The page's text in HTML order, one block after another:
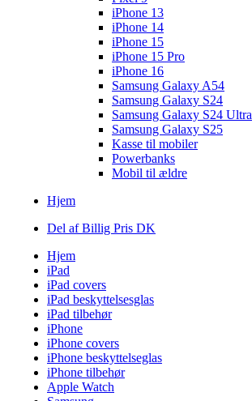
iPhone 13
iPhone 14
iPhone 15
iPhone 15 Pro
iPhone 16
Samsung Galaxy A54
Samsung Galaxy S24
Samsung Galaxy S24 Ultra
Samsung Galaxy S25
Kasse til mobiler
Powerbanks
Mobil til ældre
Hjem
Del af Billig Pris DK
Hjem
iPad
iPad covers
iPad beskyttelsesglas
iPad tilbehør
iPhone
iPhone covers
iPhone beskyttelseglas
iPhone tilbehør
Apple Watch